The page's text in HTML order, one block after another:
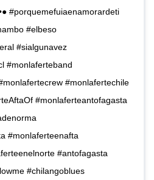
#porquemefuiaenamorardeti
#elbeso
#sialgunavez
#monlaferteband
#monlafertechile
#monlaferteantofagasta
#monlaferteenafta
#antofagasta
#chilangoblues